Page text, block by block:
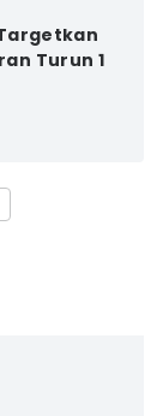
Turun 1